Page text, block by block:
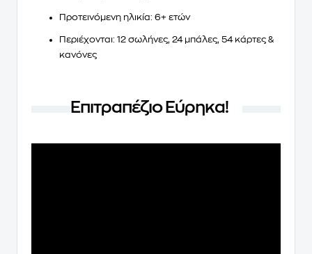
Προτεινόμενη ηλικία: 6+ ετών
Περιέχονται: 12 σωλήνες, 24 μπάλες, 54 κάρτες &
κανόνες
Επιτραπέζιο Εύρηκα!